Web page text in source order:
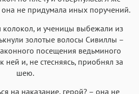
не придумала иных поручений.
колокол, и ученицы выбежали из
золотые волосы Сивиллы –
посещения ведьминого
ней и, не стесняясь, приобнял за
шею.
на наказание, герой? – она не